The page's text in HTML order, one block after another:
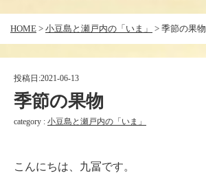
へ
HOME > 小豆島と瀬戸内の「いま」 > 季節の果物
投稿日:2021-06-13
季節の果物
category : 小豆島と瀬戸内の「いま」
こんにちは、九冨です。